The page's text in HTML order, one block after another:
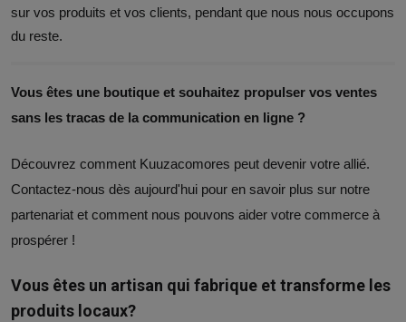
Newsletter
Adresse électronique
sur vos produits et vos clients, pendant que nous nous occupons
du reste.
Vous êtes une boutique et souhaitez propulser vos ventes
sans les tracas de la communication en ligne ?
Découvrez comment Kuuzacomores peut devenir votre allié.
Contactez-nous dès aujourd'hui pour en savoir plus sur notre
partenariat et comment nous pouvons aider votre commerce à
prospérer !
Vous êtes un artisan qui fabrique et transforme les
produits locaux?